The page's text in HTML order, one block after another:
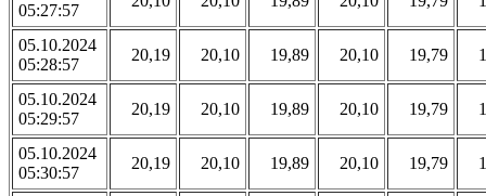
05:27:57
05.10.2024
05:28:57
20,19 20,10 19,89 20,10 19,79
05.10.2024
05:29:57
20,19 20,10 19,89 20,10 19,79
05.10.2024
05:30:57
20,19 20,10 19,89 20,10 19,79